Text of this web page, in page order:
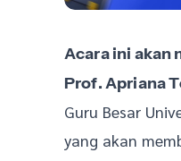
Acara ini akan
Prof. Apriana
Guru Besar
yang akan